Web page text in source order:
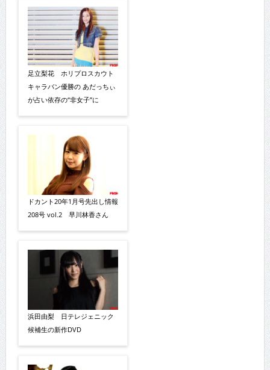
足立梨花 ホリプロスカウト
キャラバン優勝の あだっちぃ
が占い依存の“非女子”に
ドカント20年1月号先出し情報
208号 vol.2 早川林香さん
浜田由梨 日テレジェニック
候補生の新作DVD